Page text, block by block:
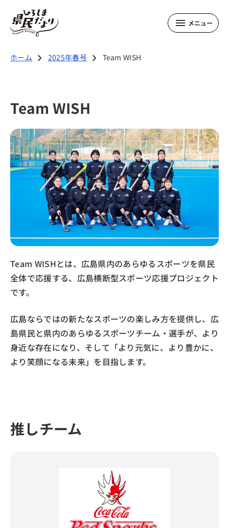
メニュー
2025年春号の記事
ひろしまの元気を創るひと
Team WISH
春号のお知らせ
春号のプレゼント
音声版 点字版
メニュー
ホーム
ひろしま県民だよりとは
バックナンバー
音声版を聞くために
ホーム chevron_right 2025年春号 chevron_right Team WISH
Team WISH
Team WISHとは、広島県内のあらゆるスポーツを県民
全体で応援する、広島横断型スポーツ応援プロジェクト
です。
広島ならではの新たなスポーツの楽しみ方を提供し、広
島県民と県内のあらゆるスポーツチーム・選手が、より
身近な存在になり、そして「より元気に、より豊かに、
より笑顔になる未来」を目指します。
推しチーム